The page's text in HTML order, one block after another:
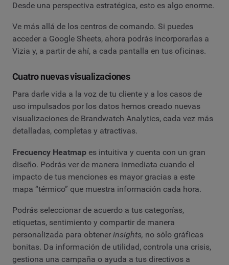
Desde una perspectiva estratégica, esto es algo enorme.
Ve más allá de los centros de comando. Si puedes
acceder a Google Sheets, ahora podrás incorporarlas a
Vizia y, a partir de ahí, a cada pantalla en tus oficinas.
Cuatro nuevas visualizaciones
Para darle vida a la voz de tu cliente y a los casos de
uso impulsados por los datos hemos creado nuevas
visualizaciones de Brandwatch Analytics, cada vez más
detalladas, completas y atractivas.
Frecuency Heatmap es intuitiva y cuenta con un gran
diseño. Podrás ver de manera inmediata cuando el
impacto de tus menciones es mayor gracias a este
mapa “térmico” que muestra información cada hora.
Podrás seleccionar de acuerdo a tus categorías,
etiquetas, sentimiento y compartir de manera
personalizada para obtener insights, no sólo gráficas
bonitas. Da información de utilidad, controla una crisis,
gestiona una campaña o ayuda a tus directivos a